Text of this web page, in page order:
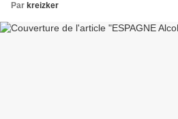
Par kreizker